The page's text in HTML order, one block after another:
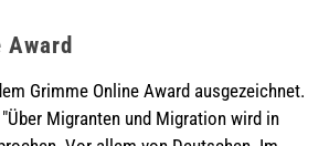
Award
Grimme Online Award ausgezeichnet.
Migranten und Migration wird in